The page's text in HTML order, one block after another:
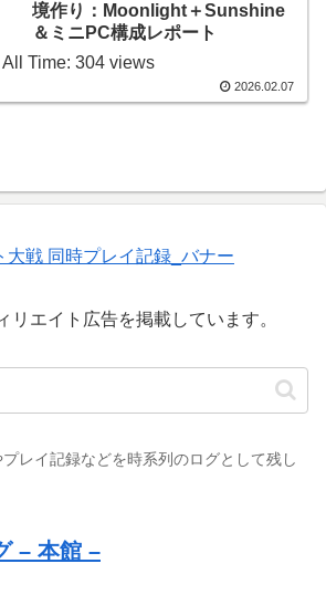
境作り：Moonlight＋Sunshine
＆ミニPC構成レポート
Time: 304 views
2026.02.07
エイト広告を掲載しています。
レイ記録などを時系列のログとして残し
– 本館 –